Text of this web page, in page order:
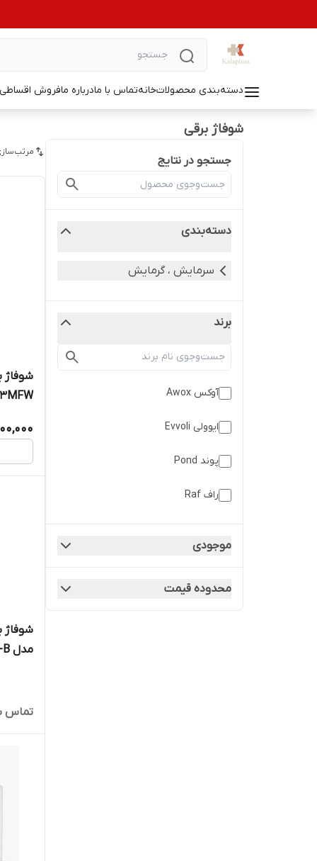
دسته‌بندی محصولاتخانهتماس با مادرباره مافروش اقساطی
شوفاژ برقی
جستجو در نتایج
دسته‌بندی
سرمایش ، گرمایش
برند
آوکس Awox
ایوولی Evvoli
پوند Pond
راف Raf
نوا Nova
موجودی
محدوده قیمت
مدل EVOH-13W-B
تماس